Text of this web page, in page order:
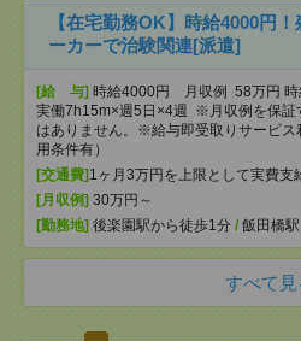
【在宅勤務OK】時給4000円
ーカーで治験関連[派遣]
[給 与] 時給4000円 月収例 58万円 時
実働7h15m×週5日×4週 ※月収例を保証
はありません。※給与即受取りサービス
用条件有）
[交通費]1ヶ月3万円を上限として実費支
[月収例] 30万円～
[勤務地] 後楽園駅から徒歩1分 / 飯田橋駅
すべて見